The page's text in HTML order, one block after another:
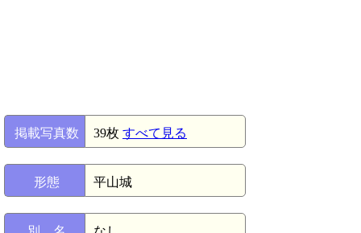
掲載写真数 39枚 すべて見る
形態 平山城